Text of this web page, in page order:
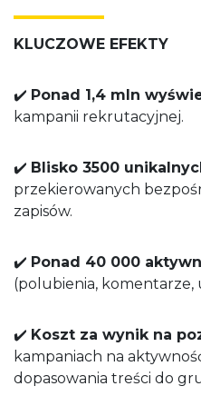
KLUCZOWE EFEKTY
✔️ Ponad 1,4 mln
kampanii rekrutacyjnej.
✔️ Blisko 3500
przekierowanych
zapisów.
✔️ Ponad 40 000
(polubienia, komentarze,
✔️ Koszt za wynik na
kampaniach na
dopasowania treści do